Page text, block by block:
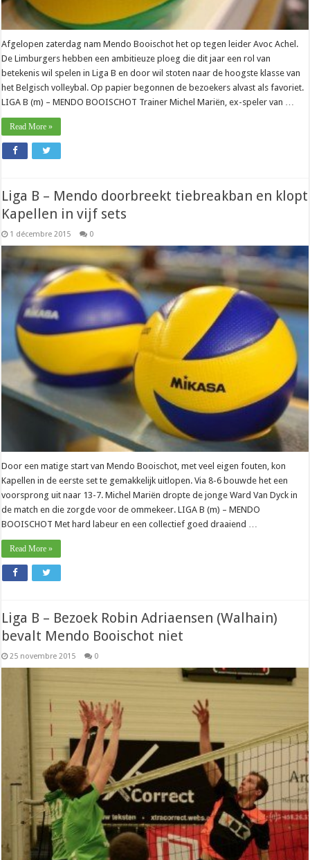
Afgelopen zaterdag nam Mendo Booischot het op tegen leider Avoc Achel.
De Limburgers hebben een ambitieuze ploeg die dit jaar een rol van
betekenis wil spelen in Liga B en door wil stoten naar de hoogste klasse van
het Belgisch volleybal. Op papier begonnen de bezoekers alvast als favoriet.
LIGA B (m) – MENDO BOOISCHOT Trainer Michel Mariën, ex-speler van …
Read More »
Liga B – Mendo doorbreekt tiebreakban en klopt
Kapellen in vijf sets
1 décembre 2015 0
Door een matige start van Mendo Booischot, met veel eigen fouten, kon
Kapellen in de eerste set te gemakkelijk uitlopen. Via 8-6 bouwde het een
voorsprong uit naar 13-7. Michel Mariën dropte de jonge Ward Van Dyck in
de match en die zorgde voor de ommekeer. LIGA B (m) – MENDO
BOOISCHOT Met hard labeur en een collectief goed draaiend …
Read More »
Liga B – Bezoek Robin Adriaensen (Walhain)
bevalt Mendo Booischot niet
25 novembre 2015 0